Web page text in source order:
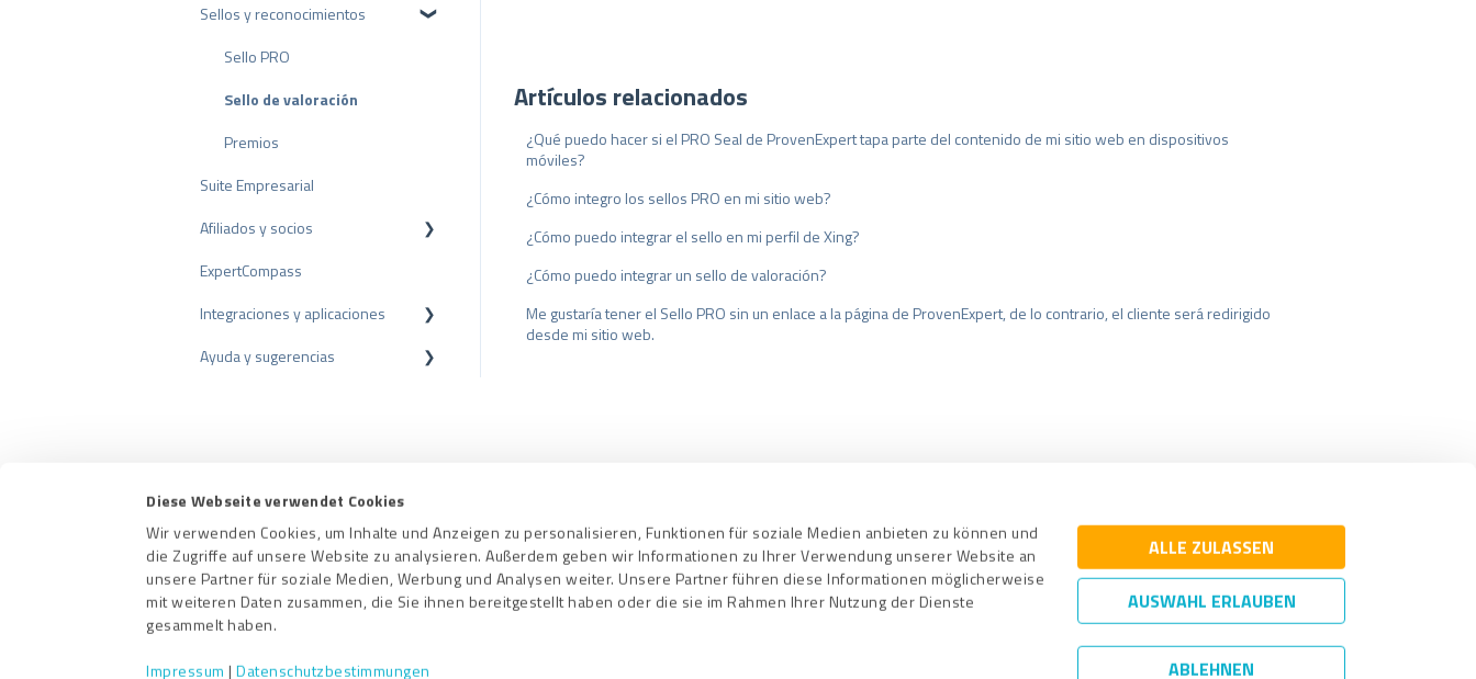
Diese Webseite verwendet Cookies
Wir verwenden Cookies, um Inhalte und Anzeigen zu personalisieren, Funktionen für soziale Medien anbieten zu können und
die Zugriffe auf unsere Website zu analysieren. Außerdem geben wir Informationen zu Ihrer Verwendung unserer Website an
unsere Partner für soziale Medien, Werbung und Analysen weiter. Unsere Partner führen diese Informationen möglicherweise
mit weiteren Daten zusammen, die Sie ihnen bereitgestellt haben oder die sie im Rahmen Ihrer Nutzung der Dienste
gesammelt haben.
Impressum |Datenschutzbestimmungen
ALLE ZULASSEN
AUSWAHL ERLAUBEN
ABLEHNEN
Artículos relacionados
¿Qué puedo hacer si el PRO Seal de ProvenExpert tapa parte del contenido de mi sitio web en dispositivos
móviles?
¿Cómo integro los sellos PRO en mi sitio web?
¿Cómo puedo integrar el sello en mi perfil de Xing?
¿Cómo puedo integrar un sello de valoración?
Me gustaría tener el Sello PRO sin un enlace a la página de ProvenExpert, de lo contrario, el cliente será redirigido
desde mi sitio web.
Facturación
Encuestas
Otras fuentes
Compartir Reseñas
Reseñas negativas
Proceso de Arbitraje
Consejos sobre reseñas
Encuestas internas
Directrices de revisión
Rich Snippet
Sellos y reconocimientos
Sello PRO
Sello de valoración
Premios
Suite Empresarial
Afiliados y socios
Programa de partners
Recomendación
ExpertCompass
Integraciones y aplicaciones
Plugins para CMS
Ayuda y sugerencias
Términos de uso